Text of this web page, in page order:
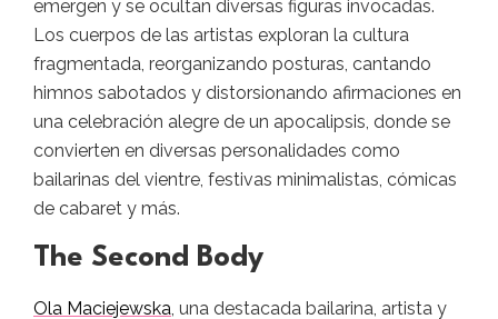
emergen y se ocultan diversas figuras invocadas.
Los cuerpos de las artistas exploran la cultura
fragmentada, reorganizando posturas, cantando
himnos sabotados y distorsionando afirmaciones en
una celebración alegre de un apocalipsis, donde se
convierten en diversas personalidades como
bailarinas del vientre, festivas minimalistas, cómicas
de cabaret y más.
The Second Body
Ola Maciejewska , una destacada bailarina, artista y